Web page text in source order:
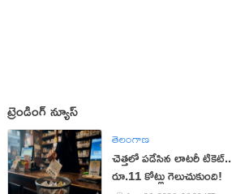
ట్రెండింగ్ న్యూస్
తెలంగాణ
చెత్తలో పడేసిన లాటరీ టికెట్..
రూ.11 కోట్లు గెలుచుకుంది!